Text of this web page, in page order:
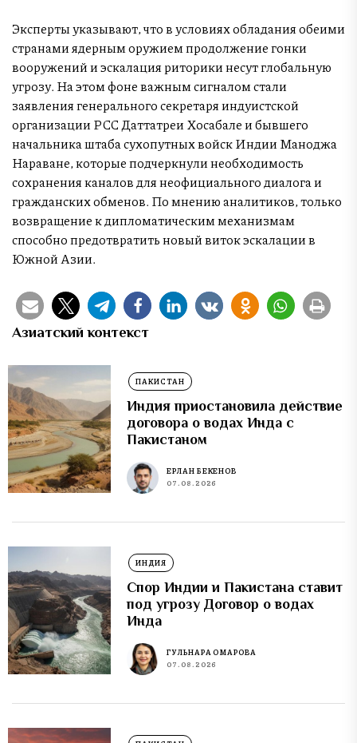
Эксперты указывают, что в условиях обладания обеими
странами ядерным оружием продолжение гонки
вооружений и эскалация риторики несут глобальную
угрозу. На этом фоне важным сигналом стали
заявления генерального секретаря индуистской
организации РСС Даттатреи Хосабале и бывшего
начальника штаба сухопутных войск Индии Маноджа
Нараване, которые подчеркнули необходимость
сохранения каналов для неофициального диалога и
гражданских обменов. По мнению аналитиков, только
возвращение к дипломатическим механизмам
способно предотвратить новый виток эскалации в
Южной Азии.
Азиатский контекст
ПАКИСТАН
Индия приостановила действие
договора о водах Инда с
Пакистаном
ЕРЛАН БЕКЕНОВ
07.08.2026
ИНДИЯ
Спор Индии и Пакистана ставит
под угрозу Договор о водах
Инда
ГУЛЬНАРА ОМАРОВА
07.08.2026